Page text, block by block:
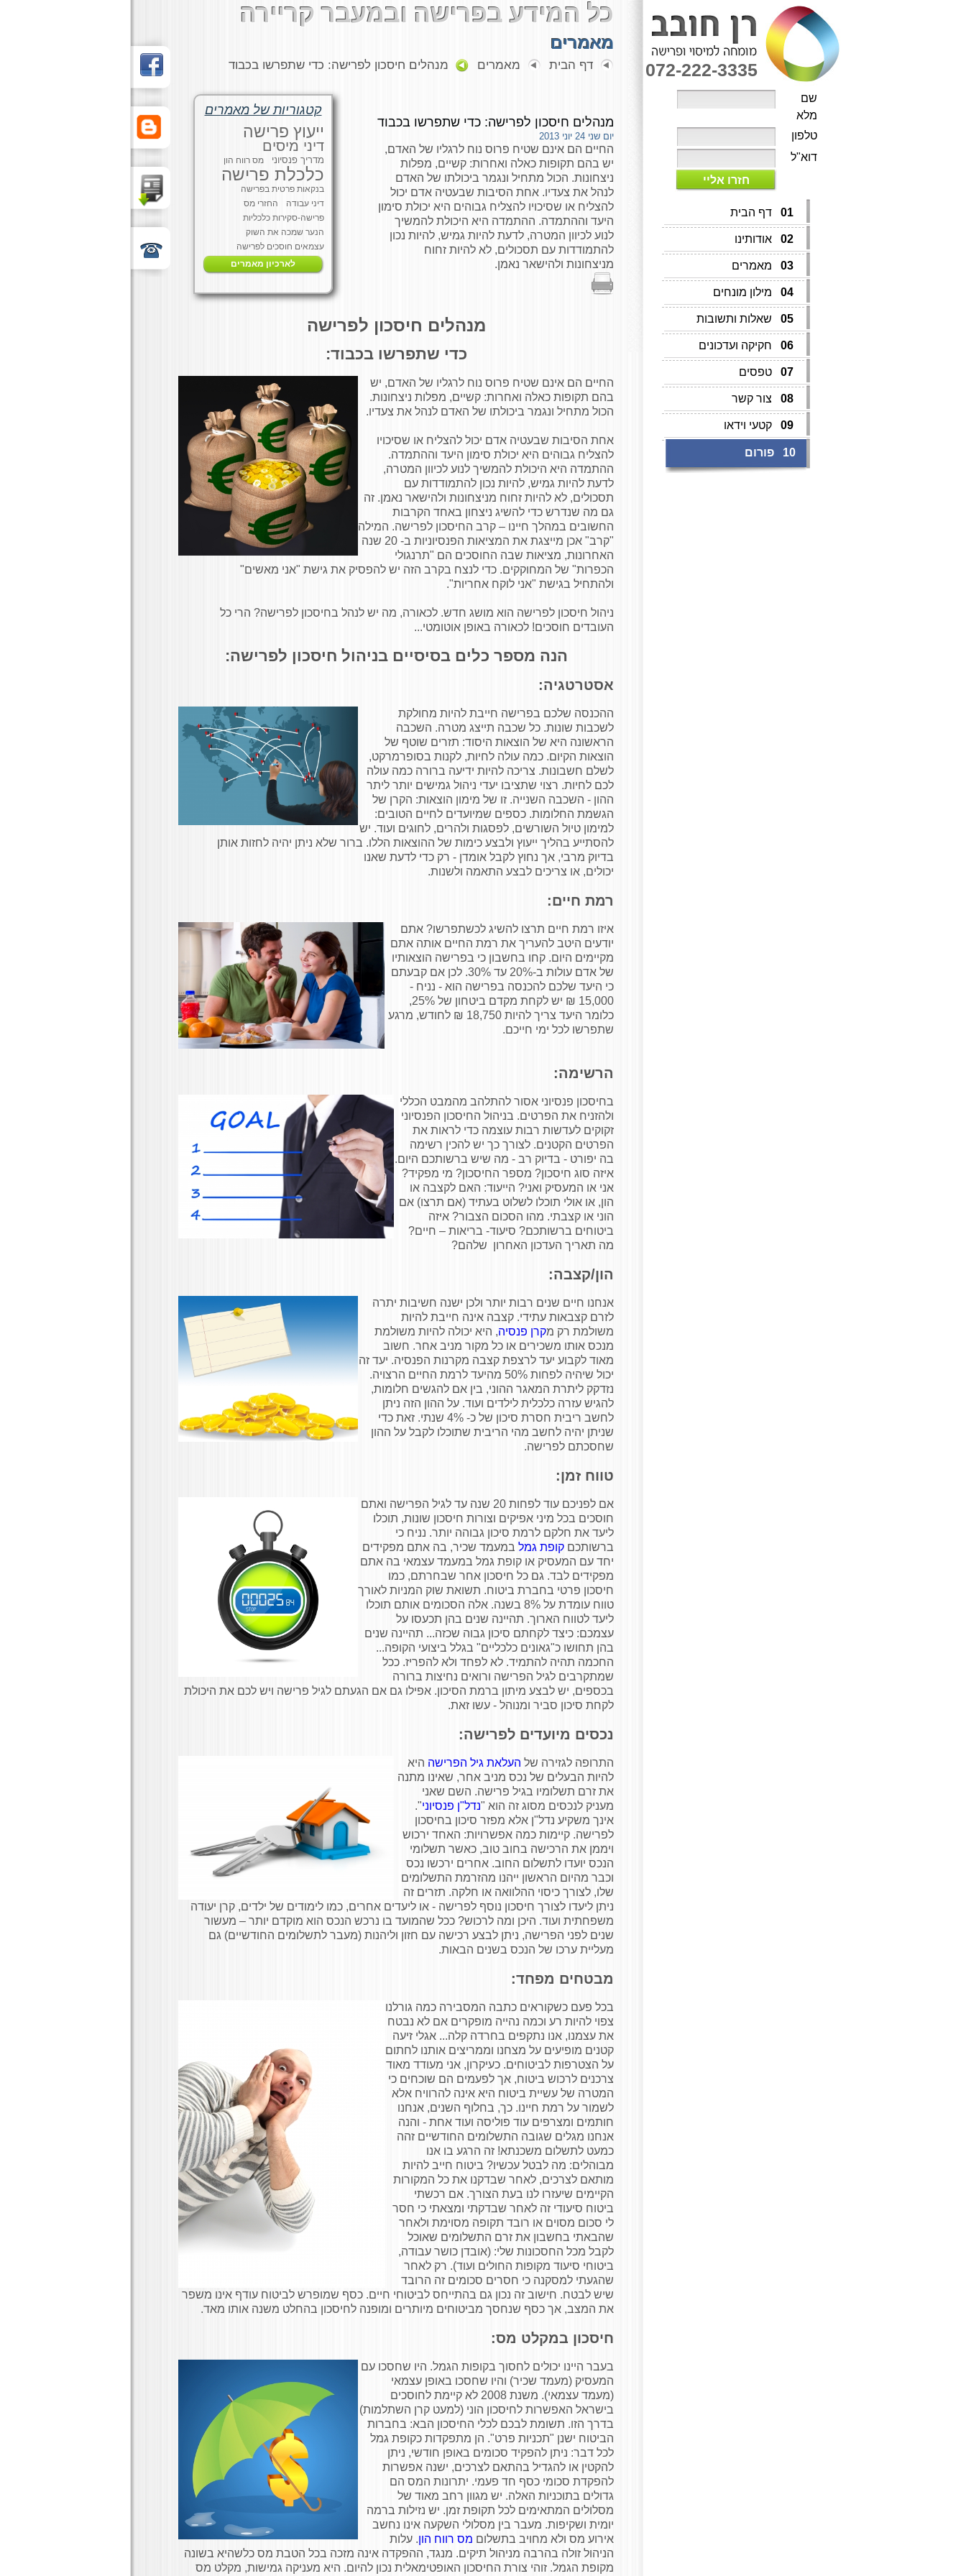
072-222-3335
שם
מלא
טלפון
דוא"ל
חזרו אליי
01 דף הבית
02 אודותינו
03 מאמרים
04 מילון מונחים
05 שאלות ותשובות
06 חקיקה ועדכונים
07 טפסים
08 צור קשר
09 קטעי וידאו
10 פורום
כל המידע בפרישה ובמעבר קריירה
מאמרים
דף הבית מאמרים מנהלים חיסכון לפרישה: כדי שתפרשו בכבוד
מנהלים חיסכון לפרישה: כדי שתפרשו בכבוד
יום שני 24 יוני 2013
החיים הם אינם שטיח פרוס נוח לרגליו של האדם,
יש בהם תקופות כאלה ואחרות: קשיים, מפלות
ניצחונות. הכול מתחיל ונגמר ביכולתו של האדם
לנהל את צעדיו. אחת הסיבות שבעטיה אדם יכול
להצליח או שסיכויו להצליח גבוהים היא יכולת סימון
היעד וההתמדה. ההתמדה היא היכולת להמשיך
לנוע לכיוון המטרה, לדעת להיות גמיש, להיות נכון
להתמודדות עם תסכולים, לא להיות זחוח
מניצחונות ולהישאר נאמן.
קטגוריות של מאמרים
ייעוץ פרישה
דיני מיסים
מדריך פנסיוני מס רווח הון
כלכלת פרישה
בנקאות פרטית בפרישה
דיני עבודה
החזרי מס
פרישה-סקירות כלכליות
הנער שמכה את השוק
עצמאים חוסכים לפרישה
לארכיון מאמרים
מנהלים חיסכון לפרישה
כדי שתפרשו בכבוד:
החיים הם אינם שטיח פרוס נוח לרגליו של האדם, יש
בהם תקופות כאלה ואחרות: קשיים, מפלות ניצחונות.
הכול מתחיל ונגמר ביכולתו של האדם לנהל את צעדיו.
אחת הסיבות שבעטיה אדם יכול להצליח או שסיכויו
להצליח גבוהים היא יכולת סימון היעד וההתמדה.
ההתמדה היא היכולת להמשיך לנוע לכיוון המטרה,
לדעת להיות גמיש, להיות נכון להתמודדות עם
תסכולים, לא להיות זחוח מניצחונות ולהישאר נאמן. זה
גם מה שנדרש כדי להשיג ניצחון באחד הקרבות
החשובים במהלך חיינו – קרב החיסכון לפרישה. המילה
"קרב" אכן מייצגת את המציאות הפנסיוניות ב- 20 שנה
האחרונות, מציאות שבה החוסכים הם "תרנגולי
הכפרות" של המחוקקים. כדי לנצח בקרב הזה יש להפסיק את גישת "אני מאשים"
ולהתחיל בגישת "אני לוקח אחריות".
ניהול חיסכון לפרישה הוא מושג חדש. לכאורה, מה יש לנהל בחיסכון לפרישה? הרי כל
העובדים חוסכים! לכאורה באופן אוטומטי...
הנה מספר כלים בסיסיים בניהול חיסכון לפרישה:
אסטרטגיה:
ההכנסה שלכם בפרישה חייבת להיות מחולקת
לשכבות שונות. כל שכבה תייצג מטרה. השכבה
הראשונה היא של הוצאות היסוד: תזרים שוטף של
הוצאות הקיום. כמה עולה לחיות, לקנות בסופרמרקט,
לשלם חשבונות. צריכה להיות ידיעה ברורה כמה עולה
לכם לחיות. רצוי שתציבו יעדי ניהול גמישים יותר ליתר
ההון - השכבה השנייה. זו של מימון הוצאות: הקרן של
הגשמת החלומות. כספים שמיועדים לחיים הטובים:
למימון טיול השורשים, לפסגות ולהרים, לחוגים ועוד. יש
להסתייע בהליך ייעוץ ולבצע כימות של ההוצאות הללו. ברור שלא ניתן יהיה לחזות אותן
בדיוק מרבי, אך נחוץ לקבל אומדן - רק כדי לדעת שאנו
יכולים, או צריכים לבצע התאמה ולשנות.
רמת חיים:
איזו רמת חיים תרצו להשיג לכשתפרשו? אתם
יודעים היטב להעריך את רמת החיים אותה אתם
מקיימים היום. קחו בחשבון כי בפרישה הוצאותיו
של אדם עולות ב-20% עד 30%. לכן אם קבעתם
כי היעד שלכם להכנסה בפרישה הוא - נניח -
15,000 ₪ יש לקחת מקדם ביטחון של 25%,
כלומר היעד צריך להיות 18,750 ₪ לחודש, מרגע
שתפרשו לכל ימי חייכם.
הרשימה:
בחיסכון פנסיוני אסור להתלהב מהמבט הכללי
ולהזניח את הפרטים. בניהול החיסכון הפנסיוני
זקוקים לעדשות רבות עוצמה כדי לראות את
הפרטים הקטנים. לצורך כך יש להכין רשימה
בה יפורט - בדיוק רב - מה שיש ברשותכם היום.
איזה סוג חיסכון? מספר החיסכון? מי מפקיד?
אני או המעסיק ואני? הייעוד: האם לקצבה או
הון, או אולי תוכלו לשלוט בעתיד (אם תרצו) אם
הוני או קצבתי. מהו הסכום הצבור? איזה
ביטוחים ברשותכם? סיעוד- בריאות – חיים?
מה תאריך העדכון האחרון שלהם?
הון/קצבה:
אנחנו חיים שנים רבות יותר ולכן ישנה חשיבות יתרה
לזרם קצבאות עתידי. קצבה אינה חייבת להיות
משולמת רק מקרן פנסיה, היא יכולה להיות משולמת
מנכס אותו משכירים או כל מקור מניב אחר. חשוב
מאוד לקבוע יעד לרצפת קצבה מקרנות הפנסיה. יעד זה
יכול שיהיה לפחות 50% מהיעד לרמת החיים הרצויה.
נזדקק ליתרת המאגר ההוני, בין אם להגשים חלומות,
להגיש עזרה כלכלית לילדים ועוד. על ההון הזה ניתן
לחשב ריבית חסרת סיכון של כ- 4% שנתי. זאת כדי
שניתן יהיה לחשב מהי הריבית שתוכלו לקבל על ההון
שחסכתם לפרישה.
טווח זמן:
אם לפניכם עוד לפחות 20 שנה עד לגיל הפרישה ואתם
חוסכים בכל מיני אפיקים וצורות חיסכון שונות, תוכלו
ליעד את חלקם לרמת סיכון גבוהה יותר. נניח כי
ברשותכם קופת גמל במעמד שכיר, בה אתם מפקידים
יחד עם המעסיק או קופת גמל במעמד עצמאי בה אתם
מפקידים לבד. גם כל חיסכון אחר שבחרתם, כמו
חיסכון פרטי בחברת ביטוח. תשואת שוק המניות לאורך
טווח עומדת על 8% בשנה. אלה הסכומים אותם תוכלו
ליעד לטווח הארוך. תהיינה שנים בהן תכעסו על
עצמכם: כיצד לקחתם סיכון גבוה שכזה... תהיינה שנים
בהן תחושו כ"גאונים כלכליים" בגלל ביצועי הקופה...
החכמה תהיה להתמיד. לא לפחד ולא להפריז. ככל
שמתקרבים לגיל הפרישה ורואים נחיצות ברורה
בכספים, יש לבצע מיתון ברמת הסיכון. אפילו גם אם הגעתם לגיל פרישה ויש לכם את היכולת
לקחת סיכון סביר ומנוהל - עשו זאת.
נכסים מיועדים לפרישה:
התרופה לגזירה של העלאת גיל הפרישה היא
להיות הבעלים של נכס מניב אחר, שאינו מתנה
את זרם תשלומיו בגיל פרישה. השם שאני
מעניק לנכסים מסוג זה הוא "נדל"ן פנסיוני".
אינך משקיע נדל"ן אלא מפזר סיכון בחיסכון
לפרישה. קיימות כמה אפשרויות: האחד ירכוש
ויממן את הרכישה בחוב טוב, כאשר תשלומי
הנכס יועדו לתשלום החוב. אחרים ירכשו נכס
וכבר מהיום הראשון ייהנו מהזרמת התשלומים
שלו, לצורך כיסוי ההלוואה או חלקה. תזרים זה
ניתן ליעדו לצורך חיסכון נוסף לפרישה - או ליעדים אחרים, כמו לימודים של ילדים, קרן יעודה
משפחתית ועוד. היכן ומה לרכוש? ככל שהמועד בו נרכש הנכס הוא מוקדם יותר – מעשור
שנים לפני הפרישה, ניתן לבצע רכישה עם חזון וליהנות (מעבר לתשלומים החודשיים) גם
מעליית ערכו של הנכס בשנים הבאות.
מבטחים מפחד:
בכל פעם כשקוראים כתבה המסבירה כמה גורלנו
צפוי להיות רע וכמה נהייה מופקרים אם לא נבטח
את עצמנו, אנו נתקפים בחרדה קלה... אגלי זיעה
קטנים מופיעים על מצחנו וממריצים אותנו לחתום
על הצטרפות לביטוחים. כעיקרון, אני מעודד מאוד
צרכנים לרכוש ביטוח, אך לפעמים הם שוכחים כי
המטרה של עשיית ביטוח היא אינה להרוויח אלא
לשמור על רמת חיינו. כך, בחלוף השנים, אנחנו
חותמים ומצרפים עוד פוליסה ועוד אחת - והנה
אנחנו מגלים שגובה התשלומים החודשיים זהה
כמעט לתשלום משכנתא! זה הרגע בו אנו
מבוהלים: מה לבטל עכשיו? ביטוח חייב להיות
מותאם לצרכים, לאחר שבדקנו את כל המקורות
הקיימים שיעזרו לנו בעת הצורך. אם רכשתי
ביטוח סיעודי זה לאחר שבדקתי ומצאתי כי חסר
לי סכום מסוים או רובד תקופה מסוימת ולאחר
שהבאתי בחשבון את זרם התשלומים שאוכל
לקבל מכל החסכונות שלי: (אובדן כושר עבודה,
ביטוחי סיעוד מקופות החולים ועוד). רק לאחר
שהגעתי למסקנה כי חסרים סכומים זה הרובד
שיש לבטח. חישוב זה נכון גם בהתייחס לביטוחי חיים. כסף שמופרש לביטוח עודף אינו משפר
את המצב, אך כסף שנחסך מביטוחים מיותרים ומופנה לחיסכון בהחלט משנה אותו מאד.
חיסכון במקלט מס:
בעבר היינו יכולים לחסוך בקופות הגמל. היו שחסכו עם
המעסיק (מעמד שכיר) והיו שחסכו באופן עצמאי
(מעמד עצמאי). משנת 2008 לא קיימת לחוסכים
בישראל האפשרות לחיסכון הוני (למעט קרן השתלמות)
בדרך הזו. תשומת לבכם לכלי החיסכון הבא: בחברות
הביטוח ישנן "תכניות פרט". הן מתפקדות כקופת גמל
לכל דבר: ניתן להפקיד סכומים באופן חודשי, ניתן
להקטין או להגדיל בהתאם לצרכים, ישנה אפשרות
להפקדת סכומי כסף חד פעמי. יתרונות המס הם
גדולים בתוכניות האלה. יש מגוון רחב מאוד של
מסלולים המתאימים לכל תקופת זמן. יש נזילות ברמה
יומית ושקיפות. מעבר בין מסלולי השקעה אינו נחשב
אירוע מס ולא מחויב בתשלום מס רווח הון. עלות
הניהול זולה בהרבה מניהול תיקים. מנגד, ההפקדה אינה מזכה בכל הטבת מס כלשהיא בשונה
מקופת הגמל. זוהי צורת החיסכון האופטימאלית נכון להיום. היא מעניקה גמישות, מקלט מס